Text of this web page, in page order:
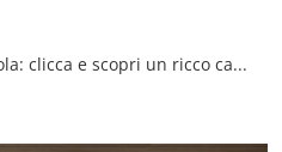
Cucine Moderne con penisola: clicca e scopri un ricco catalogo di soluzioni della firma Stosa, tra cui il modello Metropolis 12.